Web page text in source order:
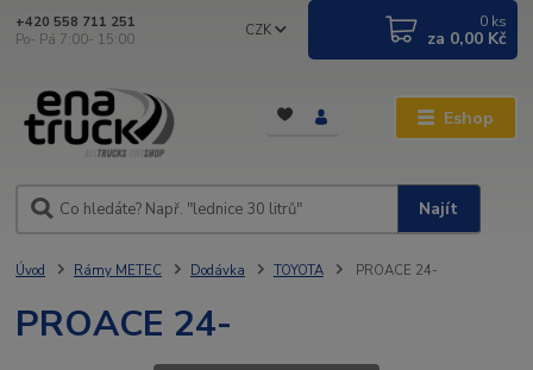
Eshop
CZK
Najít
+420 558 711 251
Po- Pá 7:00- 15:00
0 ks
za 0,00 Kč
Úvod Rámy METEC Dodávka TOYOTA PROACE 24-
PROACE 24-